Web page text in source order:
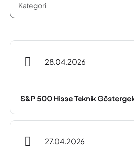
28.04.2026
S&P 500 Hisse Teknik
27.04.2026